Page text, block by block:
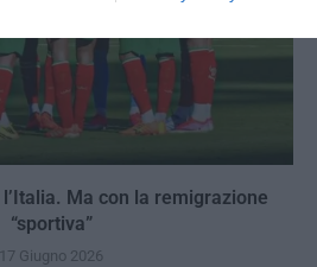
Ma con la remigrazione
“sportiva”
17 Giugno 2026